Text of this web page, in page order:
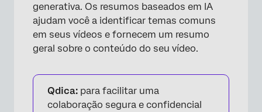
generativa. Os resumos baseados em IA
ajudam você a identificar temas comuns
em seus vídeos e fornecem um resumo
geral sobre o conteúdo do seu vídeo.
Qdica: para facilitar uma
colaboração segura e confidencial